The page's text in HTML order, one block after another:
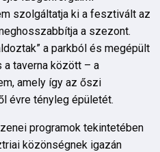
szolgáltatja ki a fesztivált az
a szezont.
a parkból és megépült
taverna között – a
amely így az őszi
évre tényleg épületét.
programok tekintetében
közönségnek igazán